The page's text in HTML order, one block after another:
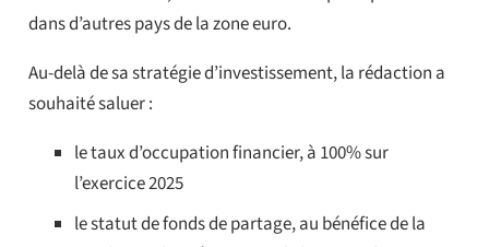
dans d’autres pays de la zone euro.
Au-delà de sa stratégie d’investissement, la rédaction a
souhaité saluer :
le taux d’occupation financier, à 100% sur
l’exercice 2025
le statut de fonds de partage, au bénéfice de la